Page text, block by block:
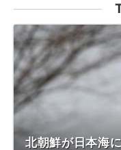
北朝鮮が日本海